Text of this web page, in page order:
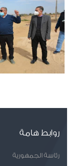
روابط هامة
رئاسة الجمهورية